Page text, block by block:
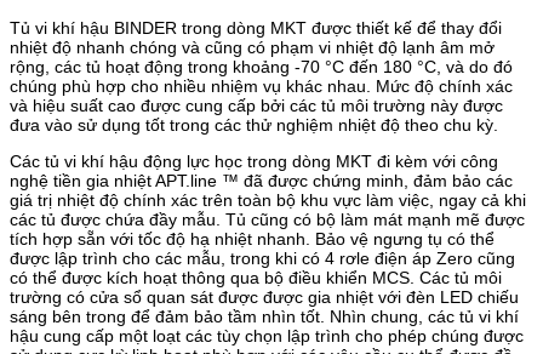
Tủ vi khí hậu BINDER trong dòng MKT được thiết kế để thay đổi
nhiệt độ nhanh chóng và cũng có phạm vi nhiệt độ lạnh âm mở
rộng, các tủ hoạt động trong khoảng -70 °C đến 180 °C, và do đó
chúng phù hợp cho nhiều nhiệm vụ khác nhau. Mức độ chính xác
và hiệu suất cao được cung cấp bởi các tủ môi trường này được
đưa vào sử dụng tốt trong các thử nghiệm nhiệt độ theo chu kỳ.
Các tủ vi khí hậu động lực học trong dòng MKT đi kèm với công
nghệ tiền gia nhiệt APT.line ™ đã được chứng minh, đảm bảo các
giá trị nhiệt độ chính xác trên toàn bộ khu vực làm việc, ngay cả khi
các tủ được chứa đầy mẫu. Tủ cũng có bộ làm mát mạnh mẽ được
tích hợp sẵn với tốc độ hạ nhiệt nhanh. Bảo vệ ngưng tụ có thể
được lập trình cho các mẫu, trong khi có 4 rơle điện áp Zero cũng
có thể được kích hoạt thông qua bộ điều khiển MCS. Các tủ môi
trường có cửa sổ quan sát được được gia nhiệt với đèn LED chiếu
sáng bên trong để đảm bảo tầm nhìn tốt. Nhìn chung, các tủ vi khí
hậu cung cấp một loạt các tùy chọn lập trình cho phép chúng được